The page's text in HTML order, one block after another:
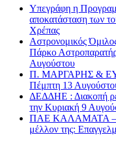
Υπεγράφη η
αποκατάσταση των
Χρέπας
Αστρονομικός
Πάρκο
Αυγούστου
Π. ΜΑΡΓΑΡΗΣ &
Πέμπτη 13
ΔΕΔΔΗΕ : Διακοπή
την Κυριακή 9
ΠΑΕ ΚΑΛΑΜΑΤΑ – Η
μέλλον της: